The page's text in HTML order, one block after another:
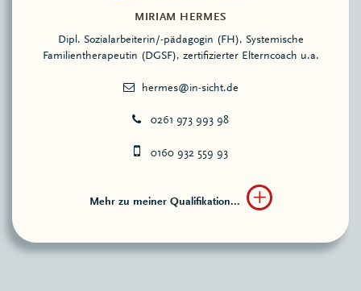
MIRIAM HERMES
Dipl. Sozialarbeiterin/-pädagogin (FH), Systemische
Familientherapeutin (DGSF), zertifizierter Elterncoach u.a.
0261 973 993 98
0160 932 559 93
Mehr zu meiner Qualifikation...